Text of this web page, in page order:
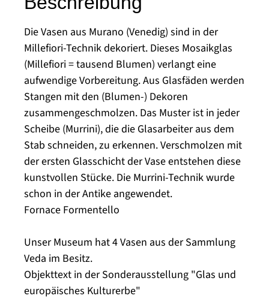
Die Vasen aus Murano (Venedig) sind in der
Millefiori-Technik dekoriert. Dieses Mosaikglas
(Millefiori = tausend Blumen) verlangt eine
aufwendige Vorbereitung. Aus Glasfäden werden
Stangen mit den (Blumen-) Dekoren
zusammengeschmolzen. Das Muster ist in jeder
Scheibe (Murrini), die die Glasarbeiter aus dem
Stab schneiden, zu erkennen. Verschmolzen mit
der ersten Glasschicht der Vase entstehen diese
kunstvollen Stücke. Die Murrini-Technik wurde
schon in der Antike angewendet.
Fornace Formentello
Unser Museum hat 4 Vasen aus der Sammlung
Veda im Besitz.
Objekttext in der Sonderausstellung "Glas und
europäisches Kulturerbe"